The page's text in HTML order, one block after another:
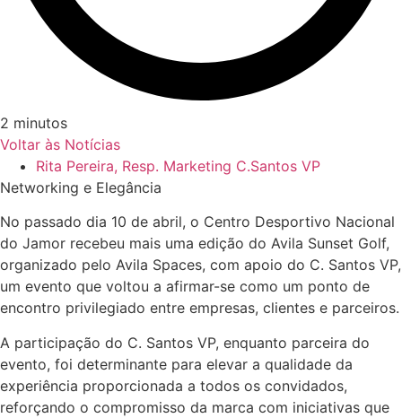
2 minutos
Voltar às Notícias
Rita Pereira, Resp. Marketing C.Santos VP
Networking e Elegância
No passado dia 10 de abril, o Centro Desportivo Nacional
do Jamor recebeu mais uma edição do Avila Sunset Golf,
organizado pelo Avila Spaces, com apoio do C. Santos VP,
um evento que voltou a afirmar-se como um ponto de
encontro privilegiado entre empresas, clientes e parceiros.
A participação do C. Santos VP, enquanto parceira do
evento, foi determinante para elevar a qualidade da
experiência proporcionada a todos os convidados,
reforçando o compromisso da marca com iniciativas que